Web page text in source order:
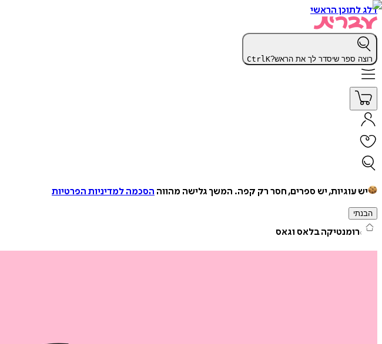
דלג לתוכן הראשי
רוצה ספר שיסדר לך את הראש? CtrlK
יש עוגיות, יש ספרים, חסר רק קפה. המשך גלישה מהווה הסכמה למדיניות הפרטיות
הבנתי
רומנטיקה בלאס וגאס